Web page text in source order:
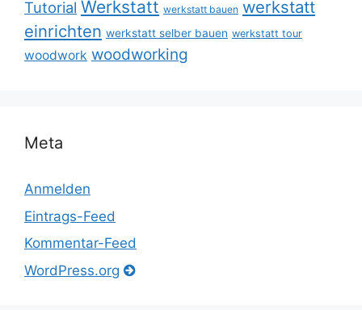
Tutorial Werkstatt werkstatt bauen werkstatt
einrichten werkstatt selber bauen werkstatt tour
woodwork woodworking
Meta
Anmelden
Eintrags-Feed
Kommentar-Feed
WordPress.org